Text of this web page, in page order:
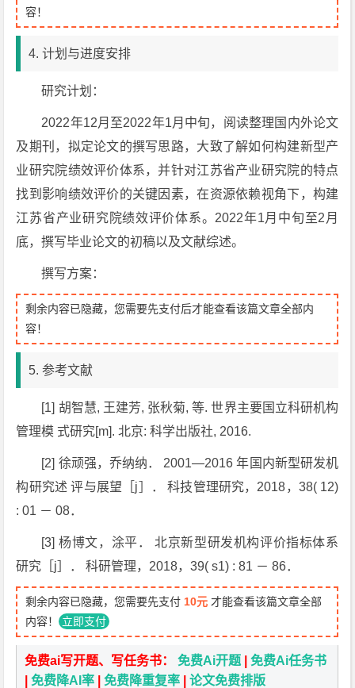
容！
4. 计划与进度安排
研究计划：
2022年12月至2022年1月中旬，阅读整理国内外论文
及期刊，拟定论文的撰写思路，大致了解如何构建新型产
业研究院绩效评价体系，并针对江苏省产业研究院的特点
找到影响绩效评价的关键因素，在资源依赖视角下，构建
江苏省产业研究院绩效评价体系。2022年1月中旬至2月
底，撰写毕业论文的初稿以及文献综述。
撰写方案：
剩余内容已隐藏，您需要先支付后才能查看该篇文章全部内
容！
5. 参考文献
[1] 胡智慧, 王建芳, 张秋菊, 等. 世界主要国立科研机构
管理模 式研究[m]. 北京: 科学出版社, 2016.
[2] 徐顽强，乔纳纳． 2001—2016 年国内新型研发机
构研究述 评与展望［j］． 科技管理研究，2018，38( 12)
: 01 － 08．
[3] 杨博文，涂平． 北京新型研发机构评价指标体系
研究［j］． 科研管理，2018，39( s1) : 81 － 86．
剩余内容已隐藏，您需要先支付 10元 才能查看该篇文章全部
内容！ 立即支付
免费ai写开题、写任务书：免费Ai开题 |免费Ai任务书
|免费降AI率 |免费降重复率 |论文免费排版